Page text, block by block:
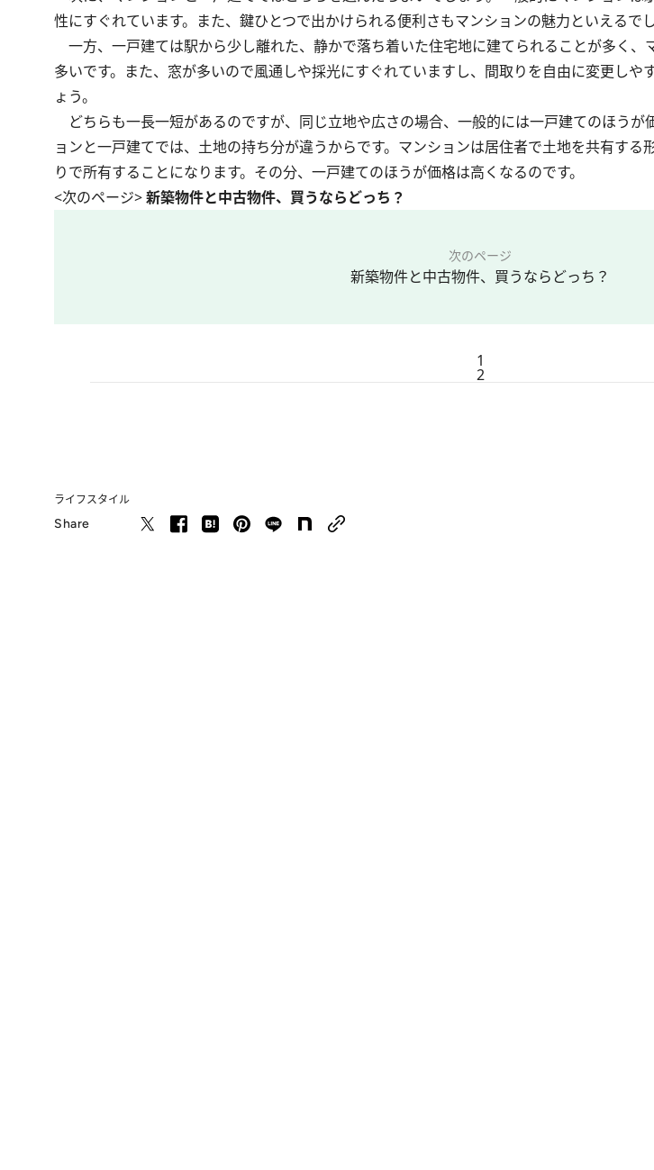
性にすぐれています。また、鍵ひとつで出かけられる便利さもマンションの魅力といえるでし
一方、一戸建ては駅から少し離れた、静かで落ち着いた住宅地に建てられることが多く、
多いです。また、窓が多いので風通しや採光にすぐれていますし、間取りを自由に変更しや
ょう。
どちらも一長一短があるのですが、同じ立地や広さの場合、一般的には一戸建てのほうが
ョンと一戸建てでは、土地の持ち分が違うからです。マンションは居住者で土地を共有する
りで所有することになります。その分、一戸建てのほうが価格は高くなるのです。
<次のページ>新築物件と中古物件、買うならどっち？
次のページ
新築物件と中古物件、買うならどっち？
1
2
ライフスタイル
Share